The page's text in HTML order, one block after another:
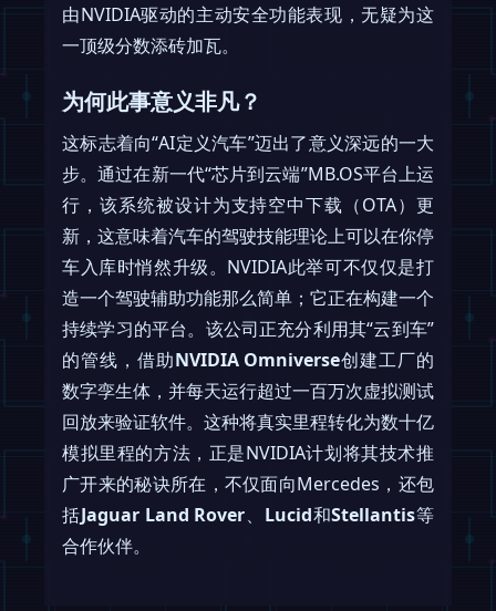
由NVIDIA驱动的主动安全功能表现，无疑为这
一顶级分数添砖加瓦。
为何此事意义非凡？
这标志着向“AI定义汽车”迈出了意义深远的一大
步。通过在新一代“芯片到云端”MB.OS平台上运
行，该系统被设计为支持空中下载（OTA）更
新，这意味着汽车的驾驶技能理论上可以在你停
车入库时悄然升级。NVIDIA此举可不仅仅是打
造一个驾驶辅助功能那么简单；它正在构建一个
持续学习的平台。该公司正充分利用其“云到车”
的管线，借助NVIDIA Omniverse创建工厂的
数字孪生体，并每天运行超过一百万次虚拟测试
回放来验证软件。这种将真实里程转化为数十亿
模拟里程的方法，正是NVIDIA计划将其技术推
广开来的秘诀所在，不仅面向Mercedes，还包
括Jaguar Land Rover、 Lucid和Stellantis等
合作伙伴。